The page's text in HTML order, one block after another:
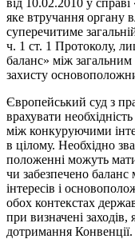
яке втручання органу
суперечитиме
ч. 1 ст. 1 Протоколу,
баланс» між загальним
захисту
Європейський суд з
врахувати
між конкуруючими
в цілому. Необхідно
положенні можуть
чи забезпечено
інтересів і
обох контекстах
при визначені
дотримання